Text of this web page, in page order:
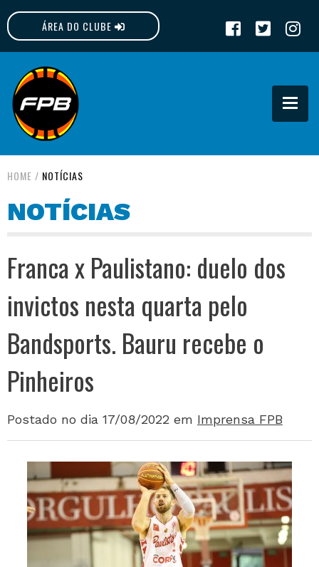
ÁREA DO CLUBE
FPB
HOME / NOTÍCIAS
NOTÍCIAS
Franca x Paulistano: duelo dos
invictos nesta quarta pelo
Bandsports. Bauru recebe o
Pinheiros
Postado no dia 17/08/2022 em Imprensa FPB